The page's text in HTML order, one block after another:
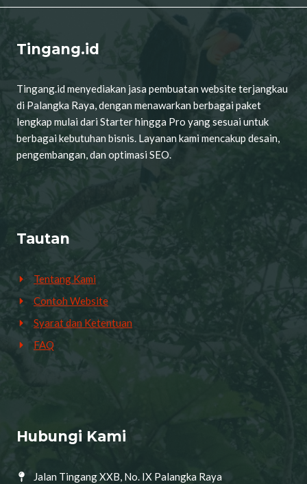
Tingang.id
Tingang.id menyediakan jasa pembuatan website terjangkau
di Palangka Raya, dengan menawarkan berbagai paket
lengkap mulai dari Starter hingga Pro yang sesuai untuk
berbagai kebutuhan bisnis. Layanan kami mencakup desain,
pengembangan, dan optimasi SEO.
Tautan
Tentang Kami
Contoh Website
Syarat dan Ketentuan
FAQ
Hubungi Kami
Jalan Tingang XXB, No. IX Palangka Raya